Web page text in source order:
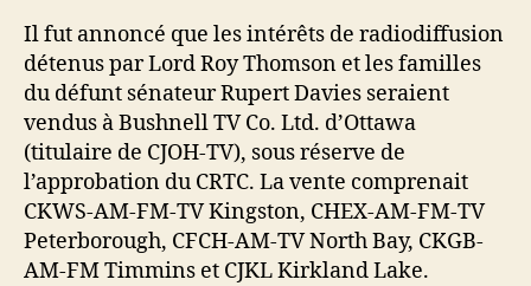
Il fut annoncé que les intérêts de radiodiffusion
détenus par Lord Roy Thomson et les familles
du défunt sénateur Rupert Davies seraient
vendus à Bushnell TV Co. Ltd. d’Ottawa
(titulaire de CJOH-TV), sous réserve de
l’approbation du CRTC. La vente comprenait
CKWS-AM-FM-TV Kingston, CHEX-AM-FM-TV
Peterborough, CFCH-AM-TV North Bay, CKGB-
AM-FM Timmins et CJKL Kirkland Lake.